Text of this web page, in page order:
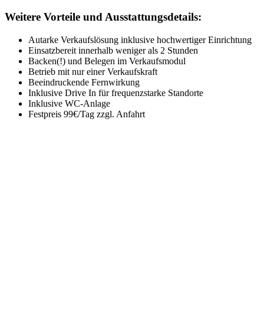
Weitere Vorteile und Ausstattungsdetails:
Autarke Verkaufslösung inklusive hochwertiger Einrichtung
Einsatzbereit innerhalb weniger als 2 Stunden
Backen(!) und Belegen im Verkaufsmodul
Betrieb mit nur einer Verkaufskraft
Beeindruckende Fernwirkung
Inklusive Drive In für frequenzstarke Standorte
Inklusive WC-Anlage
Festpreis 99€/Tag zzgl. Anfahrt